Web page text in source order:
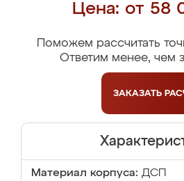
Цена: от 58
Поможем рассчитать
Ответим менее, чем
ЗАКАЗАТЬ
Материал корпуса: ДСП